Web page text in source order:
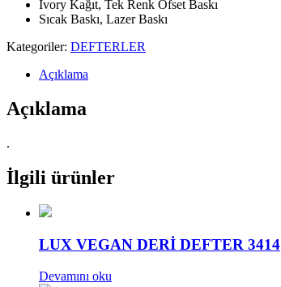
İvory Kağıt, Tek Renk Ofset Baskı
Sıcak Baskı, Lazer Baskı
Kategoriler: DEFTERLER
Açıklama
Açıklama
.
İlgili ürünler
LUX VEGAN DERİ DEFTER 3414
Devamını oku